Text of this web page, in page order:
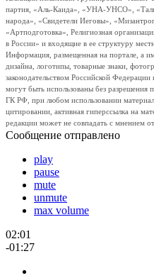
партия, «Аль-Каида», «УНА-УНСО»,
народа», «Свидетели Иеговы»,
«Артподготовка», Религиозная
в России» и входящие в ее структуру
Информация, размещенная на портале, а
дизайна, логотипы, товарные знаки,
законодательством Российской
могут быть использованы без разрешения
ГК РФ, при любом использовании
цитировании, активная гиперссылка на
редакции может не совпадать с мнением
Сообщение отправлено
play
pause
mute
unmute
max volume
02:01
-01:27